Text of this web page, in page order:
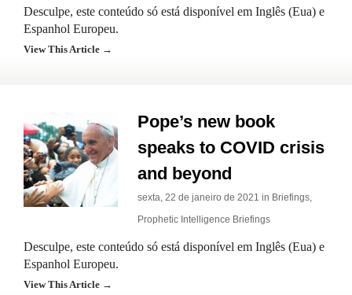
Desculpe, este conteúdo só está disponível em Inglês (Eua) e
Espanhol Europeu.
View This Article →
Pope’s new book
speaks to COVID crisis
and beyond
sexta, 22 de janeiro de 2021 in Briefings,
Prophetic Intelligence Briefings
Desculpe, este conteúdo só está disponível em Inglês (Eua) e
Espanhol Europeu.
View This Article →